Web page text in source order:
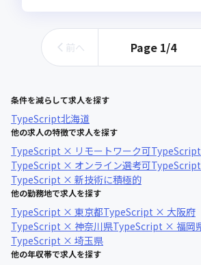
前へ Page 1/4
条件を減らして求人を探す
TypeScript北海道
他の求人の特徴で求人を探す
TypeScript × リモートワーク可
TypeScript × オンライン選考可
TypeScript × 新技術に積極的
他の勤務地で求人を探す
TypeScript × 東京都TypeScript × 大阪府
TypeScript × 神奈川県TypeScript × 福岡
TypeScript × 埼玉県
他の年収帯で求人を探す